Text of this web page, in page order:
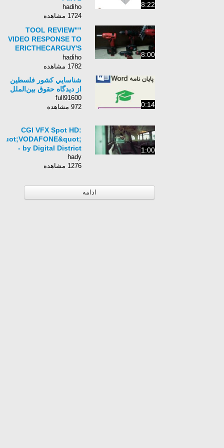
8:22
hadiho
1724 مشاهده
8:00
"TOOL REVIEW"
VIDEO RESPONSE TO
ERICTHECARGUY'S
AIR TOOL AND
COMPRESSOR VIDEO
hadiho
1782 مشاهده
0:14
شناسايي کشور فلسطين
از ديدگاه حقوق بين‌الملل
full91600
972 مشاهده
1:00
CGI VFX Spot HD:
- by Digital District
hady
1276 مشاهده
ادامه